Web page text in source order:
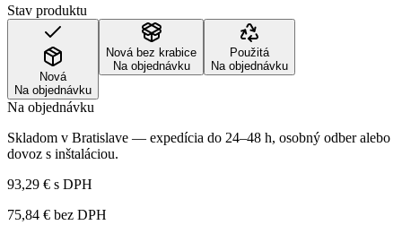
Stav produktu
Nová
Na objednávku
Nová bez krabice
Na objednávku
Použitá
Na objednávku
Na objednávku
Skladom v Bratislave — expedícia do 24–48 h, osobný odber alebo
dovoz s inštaláciou.
93,29 € s DPH
75,84 € bez DPH